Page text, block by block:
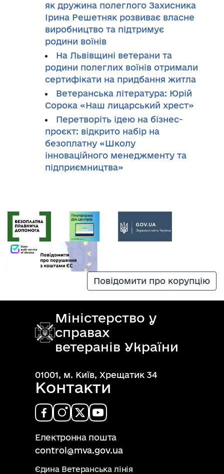
як дружина полеглого Захисника
Ірина Решетняк розвиває власне
виробництво та підтримує
родини воїнів
На Львівщині ветерани та
родини полеглих воїнів отримали
сертифікати на придбання житла
Ветеранська література: Юрій
Сорока «Наш лицарський хрест»
Перетворіть ідею на бізнес-
проєкт: відкрито набір на
безоплатну «Школу
інноваційного менеджменту та
підприємництва»
Повідомити про корупцію
Міністерство у
справах
ветеранів України
01001, м. Київ, Хрещатик 34
Контакти
Електронна пошта
control@mva.gov.ua
Єдина Ветеранська лінія